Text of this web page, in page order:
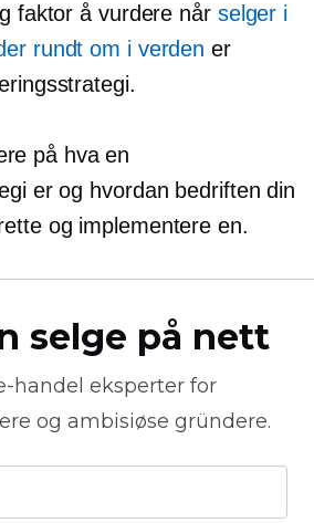
faktor å vurdere når selger i
rundt om i verden er
på hva en
er og hvordan bedriften din
og implementere en.
selge på nett
handel eksperter for
og ambisiøse gründere.